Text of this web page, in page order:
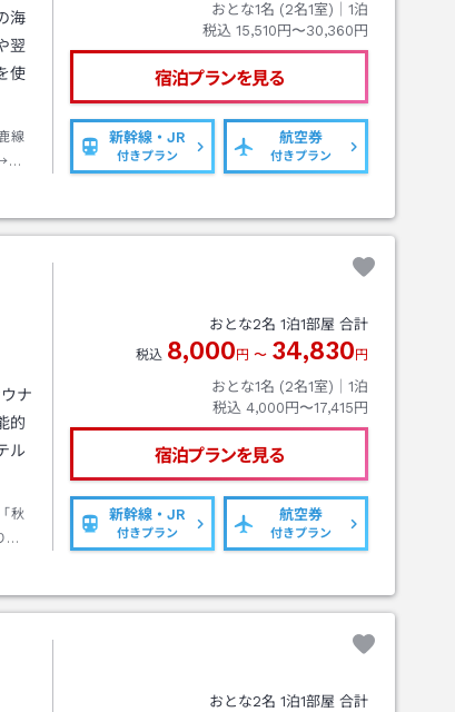
海
翌
使
線
徒
おとな1名 (2名1室)｜ 1泊
税込 15,510円〜30,360円
宿泊プランを見る
新幹線・JR
付きプラン
航空券
付きプラン
ナ
的
ル
秋
おとな2名 1泊1部屋 合計
税込 8,000 円 〜 34,830 円
おとな1名 (2名1室)｜ 1泊
税込 4,000円〜17,415円
宿泊プランを見る
新幹線・JR
付きプラン
航空券
付きプラン
おとな2名 1泊1部屋 合計